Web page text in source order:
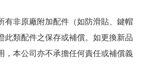
有非原廠附加配件（如防滑貼、鍵帽
此類配件之保存或補償。如更換新品
，本公司亦不承擔任何責任或補償義